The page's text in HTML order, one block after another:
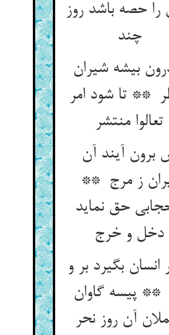
حصه باشد روز
چند
بیشه شیران
** تا شود امر
برون آیند آن
ز مرج **
حق نماید
دخل و خرج
بگیرد بر و
** پیسه گاوان